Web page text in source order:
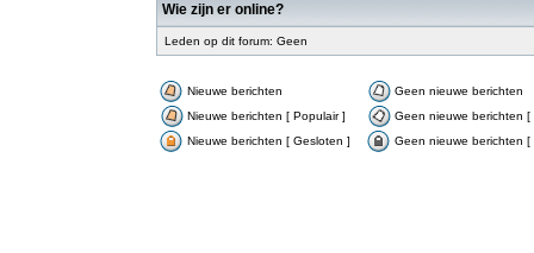
Wie zijn er online?
Leden op dit forum: Geen
Nieuwe berichten
Geen nieuwe berichten
Nieuwe berichten [ Populair ]
Geen nieuwe berichten [
Nieuwe berichten [ Gesloten ]
Geen nieuwe berichten [